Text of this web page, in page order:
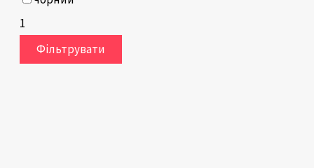
1
Фільтрувати